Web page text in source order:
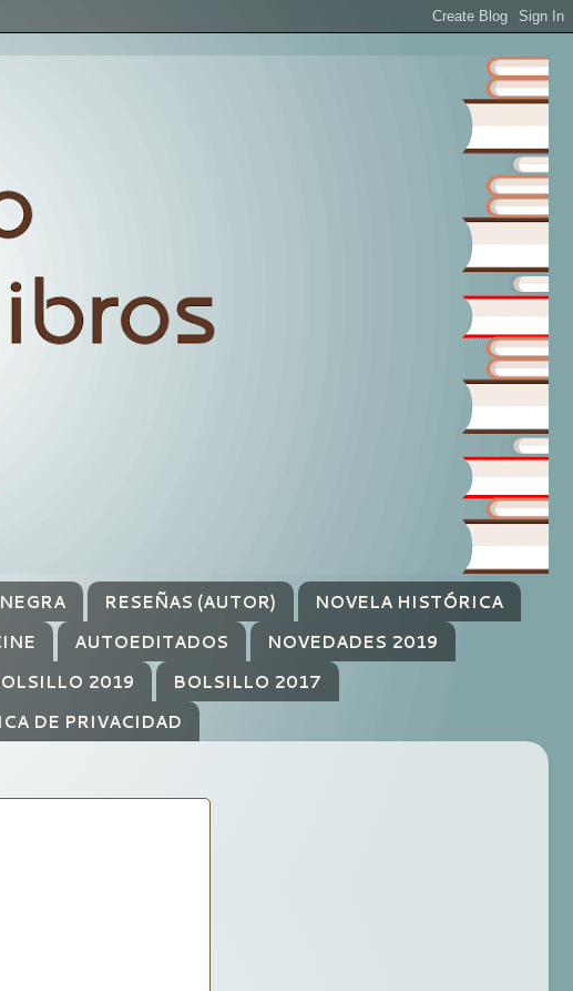
RESEÑAS (AUTOR)
NOVELA HISTÓRICA
AUTOEDITADOS
NOVEDADES 2019
2019
BOLSILLO 2017
DE PRIVACIDAD